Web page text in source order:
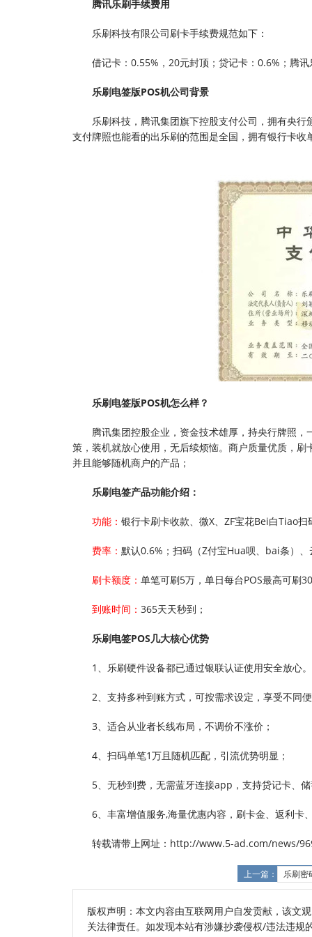
腾讯乐刷手续费用
乐刷科技有限公司刷卡手续费规范如下：
借记卡：0.55%，20元封顶；贷记卡：0.6%；腾
乐刷电签版POS机公司背景
乐刷科技，腾讯集团旗下控股支付公司，拥有央
支付牌照也能看的出乐刷的范围是全国，拥有银行卡收
乐刷电签版POS机怎么样？
腾讯集团控股企业，资金技术雄厚，持央行牌照
策，装机就放心使用，无后续烦恼。商户质量优质，
并且能够随机商户的产品；
乐刷电签产品功能介绍：
功能： 银行卡刷卡收款、微X、ZF宝花Bei白Tiao
费率： 默认0.6%；扫码（Z付宝Hua呗、bai条）
刷卡额度： 单笔可刷5万，单日每台POS最高可刷
到账时间： 365天天秒到；
乐刷电签POS几大核心优势
1、乐刷硬件设备都已通过银联认证使用安全放心。
2、支持多种到账方式，可按需求设定，享受不同
3、适合从业者长线布局，不调价不涨价；
4、扫码单笔1万且随机匹配，引流优势明显；
5、无秒到费，无需蓝牙连接app，支持贷记卡、
6、丰富增值服务,海量优惠内容，刷卡金、返利卡
转载请带上网址：http://www.5-ad.com/news/
上一篇： 乐刷密
版权声明：本文内容由互联网用户自发贡献，该文
关法律责任。如发现本站有涉嫌抄袭侵权/违法违